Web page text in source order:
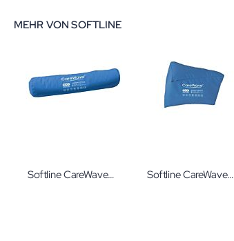
MEHR VON SOFTLINE
Softline CareWave® Zylinderkissen XL Softline CareWave® Abduktionskissen XL